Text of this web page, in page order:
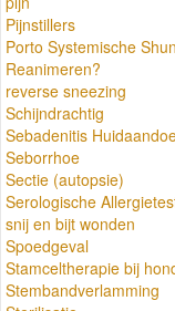
Pijnstillers
Porto Systemische
Reanimeren?
reverse sneezing
Schijndrachtig
Sebadenitis
Seborrhoe
Sectie (autopsie)
Serologische
snij en bijt wonden
Spoedgeval
Stamceltherapie bij
Stembandverlamming